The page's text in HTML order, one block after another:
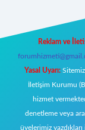
Reklam ve
Yasal Uyarı:
İletişim Kurumu
hizmet
denetleme veya
üyelerimiz